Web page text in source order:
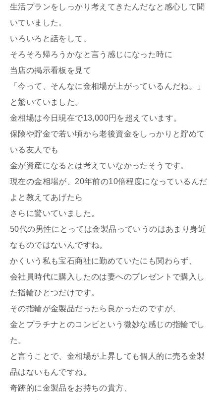
生活プランをしっかり考えてきたんだなと感心して聞
いていました。
いろいろと話をして、
そろそろ帰ろうかなと言う感じになった時に
当店の掲示看板を見て
「今って、そんなに金相場が上がっているんだね。」
と驚いていました。
金相場は今日現在で13,000円を超えています。
保険や貯金で若い頃から老後資金をしっかりと貯めて
いる友人でも
金が資産になるとは考えていなかったそうです。
現在の金相場が、20年前の10倍程度になっているんだ
よと教えてあげたら
さらに驚いていました。
50代の男性にとっては金製品っていうのはあまり身近
なものではないんですね。
かくいう私も宝石商社に勤めていたにも関わらず、
会社員時代に購入したのは妻へのプレゼントで購入し
た指輪ひとつだけです。
その指輪が金製品だったら良かったのですが、
金とプラチナとのコンビという微妙な感じの指輪でし
た。
と言うことで、金相場が上昇しても個人的に売る金製
品はないもんですね。
奇跡的に金製品をお持ちの貴方、